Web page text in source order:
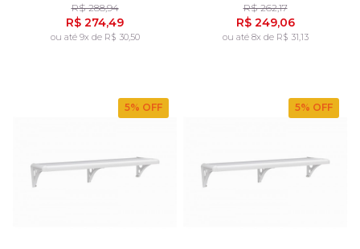
R$ 288,94
R$ 274,49
ou até 9x de R$ 30,50
R$ 262,17
R$ 249,06
ou até 8x de R$ 31,13
5% OFF 5% OFF